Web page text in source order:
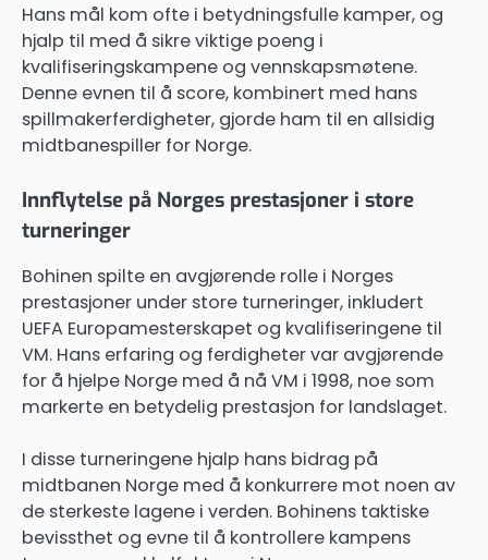
Hans mål kom ofte i betydningsfulle kamper, og
hjalp til med å sikre viktige poeng i
kvalifiseringskampene og vennskapsmøtene.
Denne evnen til å score, kombinert med hans
spillmakerferdigheter, gjorde ham til en allsidig
midtbanespiller for Norge.
Innflytelse på Norges prestasjoner i store
turneringer
Bohinen spilte en avgjørende rolle i Norges
prestasjoner under store turneringer, inkludert
UEFA Europamesterskapet og kvalifiseringene til
VM. Hans erfaring og ferdigheter var avgjørende
for å hjelpe Norge med å nå VM i 1998, noe som
markerte en betydelig prestasjon for landslaget.
I disse turneringene hjalp hans bidrag på
midtbanen Norge med å konkurrere mot noen av
de sterkeste lagene i verden. Bohinens taktiske
bevissthet og evne til å kontrollere kampens